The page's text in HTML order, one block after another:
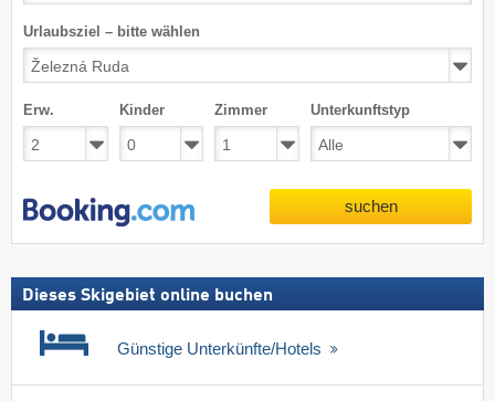
Urlaubsziel – bitte wählen
Erw. Kinder Zimmer Unterkunftstyp
suchen
Dieses Skigebiet online buchen
Günstige Unterkünfte/Hotels